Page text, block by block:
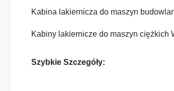
Kabina lakiernicza do maszyn
Kabiny lakiernicze do maszyn ciężkich
Szybkie Szczegóły: